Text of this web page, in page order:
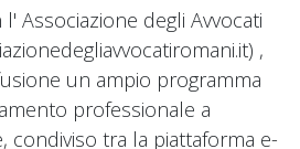
Associazione degli Avvocati
,
un ampio programma
professionale a
condiviso tra la piattaforma e-